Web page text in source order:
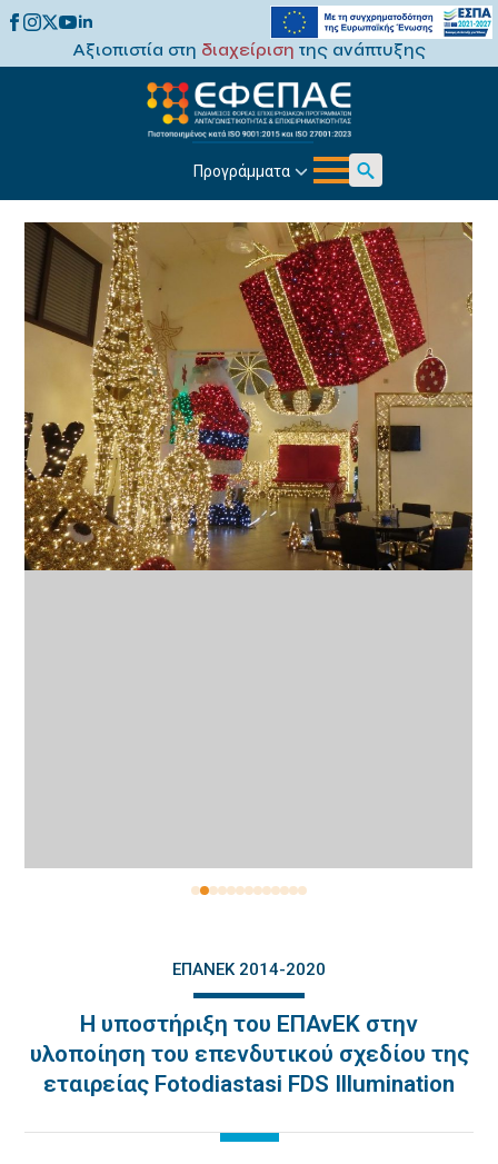
Αξιοπιστία στη διαχείριση της ανάπτυξης
Προγράμματα
Search
for:
ΕΠΑΝΕΚ 2014-2020
Η υποστήριξη του ΕΠΑνΕΚ στην
υλοποίηση του επενδυτικού σχεδίου της
εταιρείας Fotodiastasi FDS Illumination